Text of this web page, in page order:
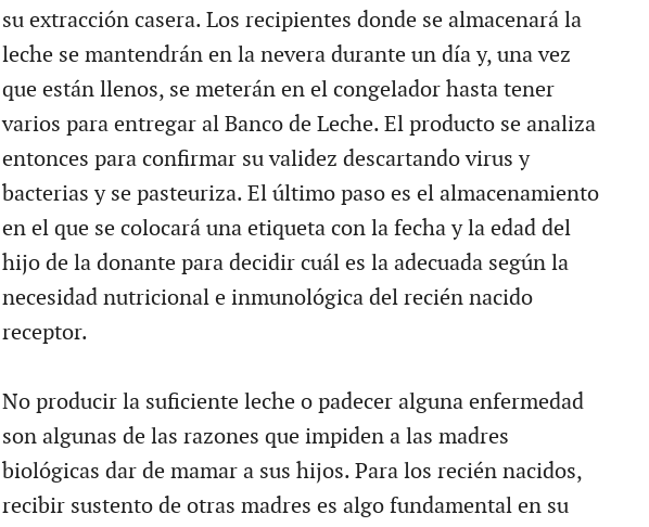
su extracción casera. Los recipientes donde se almacenará la
leche se mantendrán en la nevera durante un día y, una vez
que están llenos, se meterán en el congelador hasta tener
varios para entregar al Banco de Leche. El producto se analiza
entonces para confirmar su validez descartando virus y
bacterias y se pasteuriza. El último paso es el almacenamiento
en el que se colocará una etiqueta con la fecha y la edad del
hijo de la donante para decidir cuál es la adecuada según la
necesidad nutricional e inmunológica del recién nacido
receptor.
No producir la suficiente leche o padecer alguna enfermedad
son algunas de las razones que impiden a las madres
biológicas dar de mamar a sus hijos. Para los recién nacidos,
recibir sustento de otras madres es algo fundamental en su